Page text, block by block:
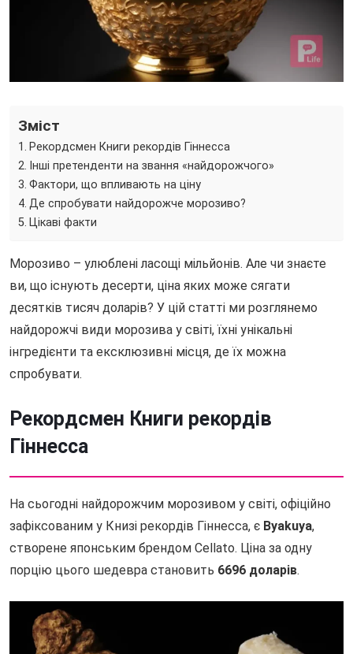
Зміст
Рекордсмен Книги рекордів Гіннесса
Інші претенденти на звання «найдорожчого»
Фактори, що впливають на ціну
Де спробувати найдорожче морозиво?
Цікаві факти
Морозиво – улюблені ласощі мільйонів. Але чи знаєте
ви, що існують десерти, ціна яких може сягати
десятків тисяч доларів? У цій статті ми розглянемо
найдорожчі види морозива у світі, їхні унікальні
інгредієнти та ексклюзивні місця, де їх можна
спробувати.
Рекордсмен Книги рекордів
Гіннесса
На сьогодні найдорожчим морозивом у світі, офіційно
зафіксованим у Книзі рекордів Гіннесса, є Byakuya,
створене японським брендом Cellato. Ціна за одну
порцію цього шедевра становить 6696 доларів.